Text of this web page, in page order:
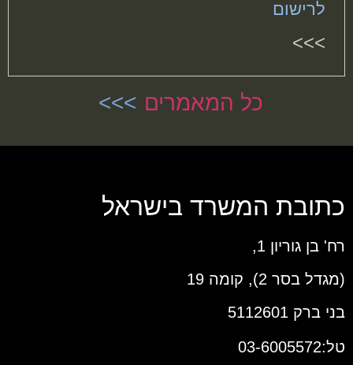
לרישום
>>>
כל המאמרים
כתובת המשרד בישראל
רח' בן גוריון 1,
(מגדל בסר 2), קומה 19
בני ברק 5112601
טל:03-6005572